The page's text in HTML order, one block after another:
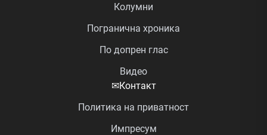
Колумни
Погранична хроника
По допрен глас
Видео
✉Контакт
Политика на приватност
Импресум